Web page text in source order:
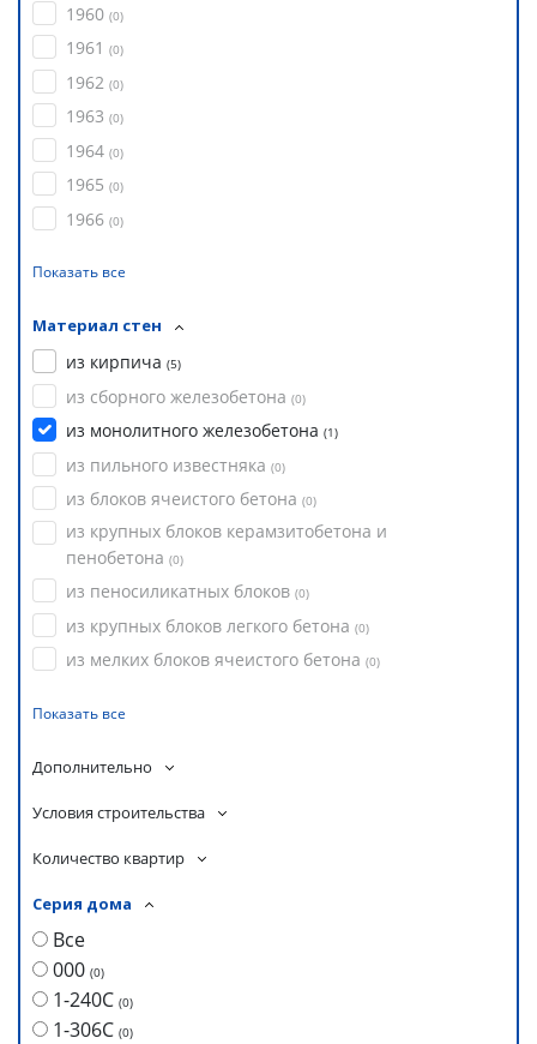
1960 (0)
1961 (0)
1962 (0)
1963 (0)
1964 (0)
1965 (0)
1966 (0)
Показать все
Материал стен
из кирпича (5)
из сборного железобетона (0)
из монолитного железобетона (1)
из пильного известняка (0)
из блоков ячеистого бетона (0)
из крупных блоков керамзитобетона и
пенобетона (0)
из пеносиликатных блоков (0)
из крупных блоков легкого бетона (0)
из мелких блоков ячеистого бетона (0)
Показать все
Дополнительно
Условия строительства
Количество квартир
Серия дома
Все
000 (0)
1-240С (0)
1-306С (0)